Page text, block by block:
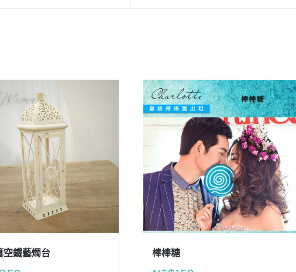
空鐵藝燭台 棒棒糖